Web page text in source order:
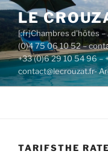
Aller
au
contenu
principal
LE
[:fr]Chambres d'hôtes
(0)4 75 06 10 52 –
+33 (0)6 29 10 54 96 –
contact@lecrouzat.fr-
TARIFSTHE